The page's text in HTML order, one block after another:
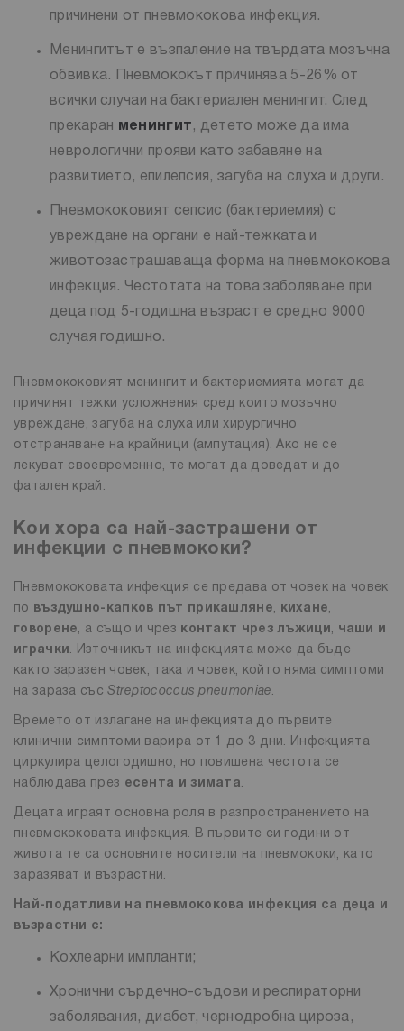
причинени от пневмококова инфекция.
Менингитът е възпаление на твърдата мозъчна
обвивка. Пневмококът причинява 5-26% от
всички случаи на бактериален менингит. След
прекаран менингит , детето може да има
неврологични прояви като забавяне на
развитието, епилепсия, загуба на слуха и други.
Пневмококовият сепсис (бактериемия) с
увреждане на органи е най-тежката и
животозастрашаваща форма на пневмококова
инфекция. Честотата на това заболяване при
деца под 5-годишна възраст е средно 9000
случая годишно.
Пневмококовият менингит и бактериемията могат да
причинят тежки усложнения сред които мозъчно
увреждане, загуба на слуха или хирургично
отстраняване на крайници (ампутация). Ако не се
лекуват своевременно, те могат да доведат и до
фатален край.
Кои хора са най-застрашени от
инфекции с пневмококи?
Пневмококовата инфекция се предава от човек на човек
по въздушно-капков път прикашляне, кихане,
говорене, а също и чрез контакт чрез лъжици, чаши и
играчки. Източникът на инфекцията може да бъде
както заразен човек, така и човек, който няма симптоми
на зараза съсStreptococcus pneumoniae.
Времето от излагане на инфекцията до първите
клинични симптоми варира от 1 до 3 дни. Инфекцията
циркулира целогодишно, но повишена честота се
наблюдава през есента и зимата.
Децата играят основна роля в разпространението на
пневмококовата инфекция. В първите си години от
живота те са основните носители на пневмококи, като
заразяват и възрастни.
Най-податливи на пневмококова инфекция са деца и
възрастни с:
Кохлеарни импланти;
Хронични сърдечно-съдови и респираторни
заболявания, диабет, чернодробна цироза,